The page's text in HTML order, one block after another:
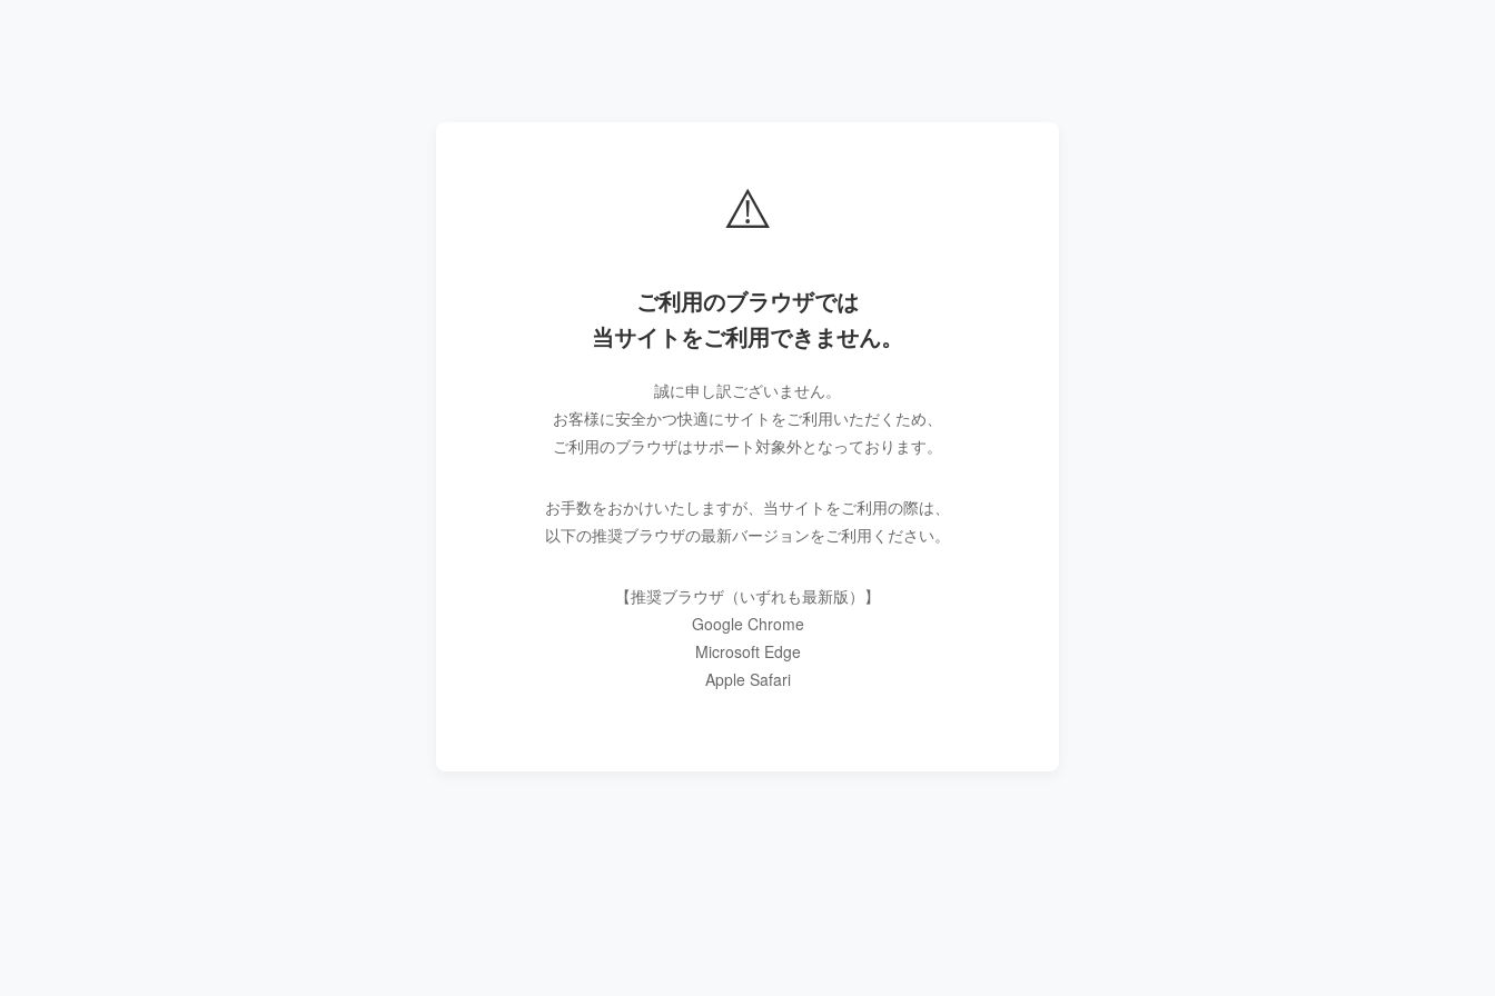
⚠️
ご利用のブラウザでは
当サイトをご利用できません。
誠に申し訳ございません。
お客様に安全かつ快適にサイトをご利用いただくため、
ご利用のブラウザはサポート対象外となっております。
お手数をおかけいたしますが、当サイトをご利用の際は、
以下の推奨ブラウザの最新バージョンをご利用ください。
【推奨ブラウザ（いずれも最新版）】
Google Chrome
Microsoft Edge
Apple Safari